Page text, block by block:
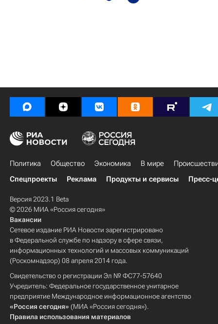
Политика Общество Экономика В мире
Спецпроекты
Реклама Продукты и сервисы Пресс-
Версия 2023.1 Beta
© 2026 МИА «Россия сегодня»
Вакансии
Сетевое издание РИА Новости зарегистрировано
в Федеральной службе по надзору в сфере связи,
информационных технологий и массовых коммуникаций
(Роскомнадзор) 08 апреля 2014 года.
Свидетельство о регистрации Эл № ФС77-57640
Учредитель: Федеральное государственное унитарное
предприятие Международное информационное агентство
«Россия сегодня» (МИА «Россия сегодня»).
Правила использования материалов